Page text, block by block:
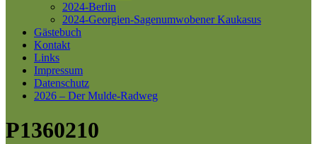
2024-Berlin
2024-Georgien-Sagenumwobener Kaukasus
Gästebuch
Kontakt
Links
Impressum
Datenschutz
2026 – Der Mulde-Radweg
P1360210